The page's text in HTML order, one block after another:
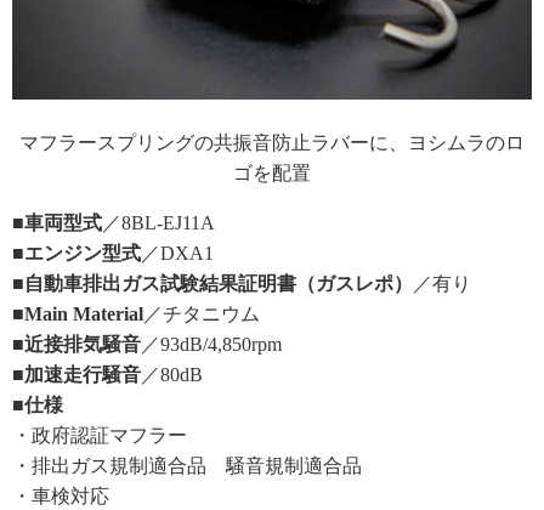
マフラースプリングの共振音防止ラバーに、ヨシムラのロ
ゴを配置
■車両型式 ／8BL-EJ11A
■エンジン型式 ／DXA1
■自動車排出ガス試験結果証明書（ガスレポ）
／有り
■Main Material ／チタニウム
■近接排気騒音 ／93dB/4,850rpm
■加速走行騒音 ／80dB
■仕様
・政府認証マフラー
・排出ガス規制適合品 騒音規制適合品
・車検対応